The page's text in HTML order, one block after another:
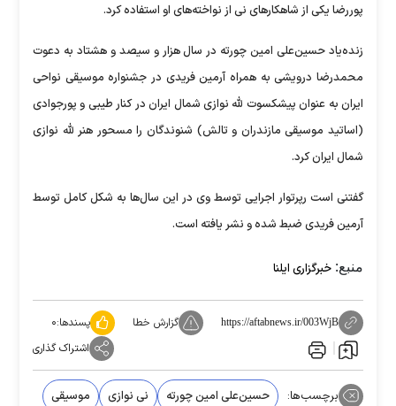
پوررضا یکی از شاهکار‌های نی از نواخته‌های او استفاده کرد.
زنده‌یاد حسین‌علی امین چورته در سال هزار و سیصد و هشتاد به دعوت
محمدرضا درویشی به همراه آرمین فریدی در جشنواره موسیقی نواحی
ایران به عنوان پیشکسوت لله نوازی شمال ایران در کنار طیبی و پورجوادی
(اساتید موسیقی مازندران و تالش) شنوندگان را مسحور هنر لله نوازی
شمال ایران کرد.
گفتنی است رپرتوار اجرایی توسط وی در این سال‌ها به شکل کامل توسط
آرمین فریدی ضبط شده و نشر یافته است.
منبع: خبرگزاری ایلنا
https://aftabnews.ir/003WjB گزارش خطا پسندها:۰
اشتراک گذاری
برچسب‌ها: حسین‌علی امین چورته نی نوازی موسیقی